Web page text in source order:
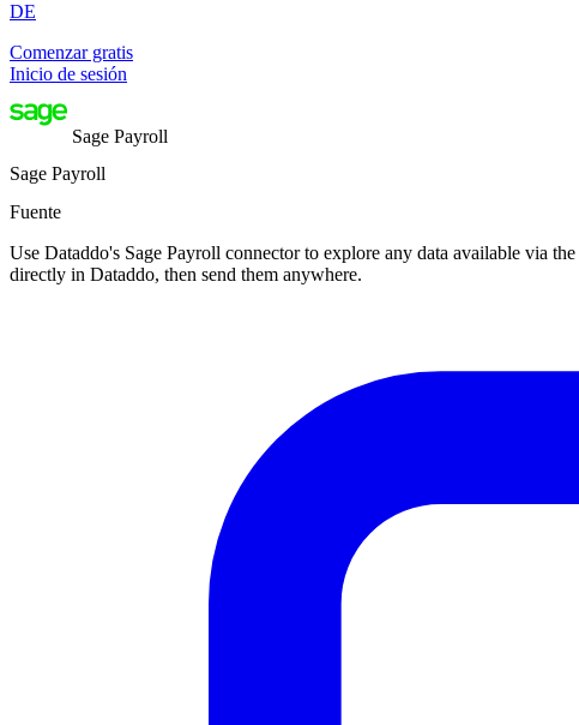
DE
Comenzar gratis
Inicio de sesión
Sage Payroll
Sage Payroll
Fuente
Use Dataddo's Sage Payroll connector to explore any data available via
directly in Dataddo, then send them anywhere.